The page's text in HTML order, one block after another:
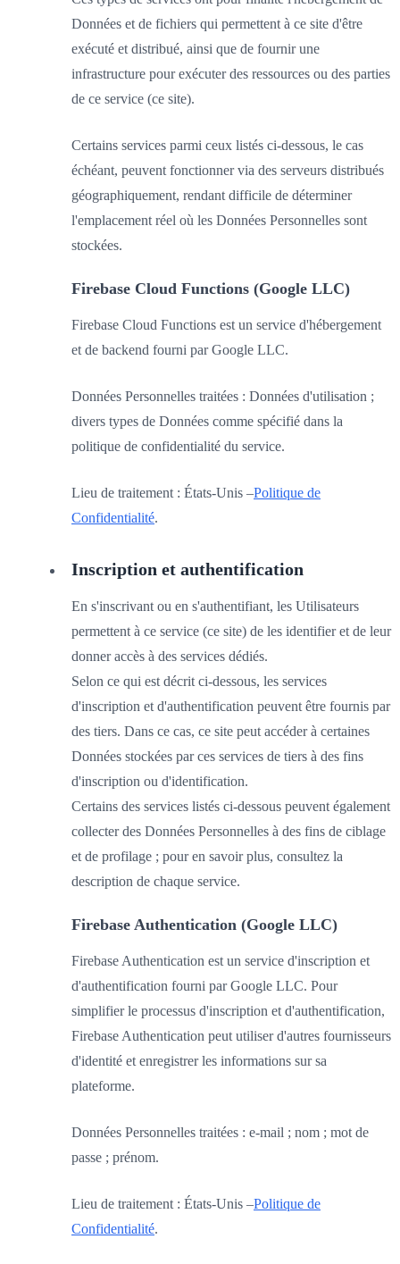
Données et de fichiers qui permettent à ce site d'être
exécuté et distribué, ainsi que de fournir une
infrastructure pour exécuter des ressources ou des parties
de ce service (ce site).
Certains services parmi ceux listés ci-dessous, le cas
échéant, peuvent fonctionner via des serveurs distribués
géographiquement, rendant difficile de déterminer
l'emplacement réel où les Données Personnelles sont
stockées.
Firebase Cloud Functions (Google LLC)
Firebase Cloud Functions est un service d'hébergement
et de backend fourni par Google LLC.
Données Personnelles traitées : Données d'utilisation ;
divers types de Données comme spécifié dans la
politique de confidentialité du service.
Lieu de traitement : États-Unis –Politique de
Confidentialité.
Inscription et authentification
En s'inscrivant ou en s'authentifiant, les Utilisateurs
permettent à ce service (ce site) de les identifier et de leur
donner accès à des services dédiés.
Selon ce qui est décrit ci-dessous, les services
d'inscription et d'authentification peuvent être fournis par
des tiers. Dans ce cas, ce site peut accéder à certaines
Données stockées par ces services de tiers à des fins
d'inscription ou d'identification.
Certains des services listés ci-dessous peuvent également
collecter des Données Personnelles à des fins de ciblage
et de profilage ; pour en savoir plus, consultez la
description de chaque service.
Firebase Authentication (Google LLC)
Firebase Authentication est un service d'inscription et
d'authentification fourni par Google LLC. Pour
simplifier le processus d'inscription et d'authentification,
Firebase Authentication peut utiliser d'autres fournisseurs
d'identité et enregistrer les informations sur sa
plateforme.
Données Personnelles traitées : e-mail ; nom ; mot de
passe ; prénom.
Lieu de traitement : États-Unis –Politique de
Confidentialité.